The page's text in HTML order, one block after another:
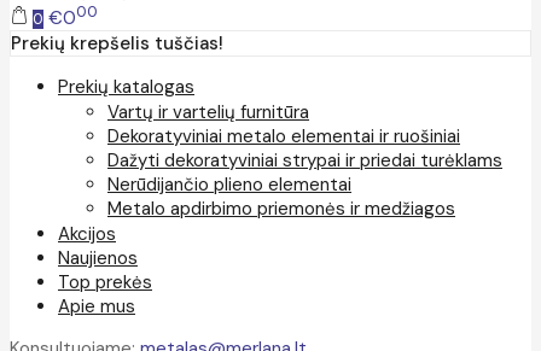
0 €000
Prekių krepšelis tuščias!
Prekių katalogas
Vartų ir vartelių furnitūra
Dekoratyviniai metalo elementai ir ruošiniai
Dažyti dekoratyviniai strypai ir priedai turėklams
Nerūdijančio plieno elementai
Metalo apdirbimo priemonės ir medžiagos
Akcijos
Naujienos
Top prekės
Apie mus